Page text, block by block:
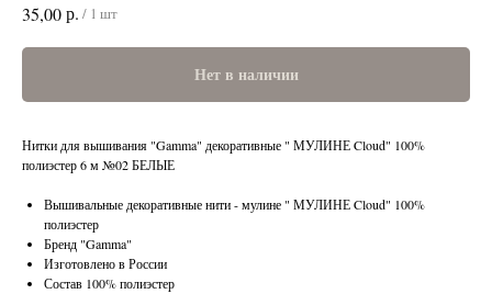
35,00р. / 1 шт
Нет в наличии
Нитки для вышивания "Gamma" декоративные " МУЛИНЕ Cloud" 100%
полиэстер 6 м №02 БЕЛЫЕ
Вышивальные декоративные нити - мулине " МУЛИНЕ Cloud" 100%
полиэстер
Бренд "Gamma"
Изготовлено в России
Состав 100% полиэстер